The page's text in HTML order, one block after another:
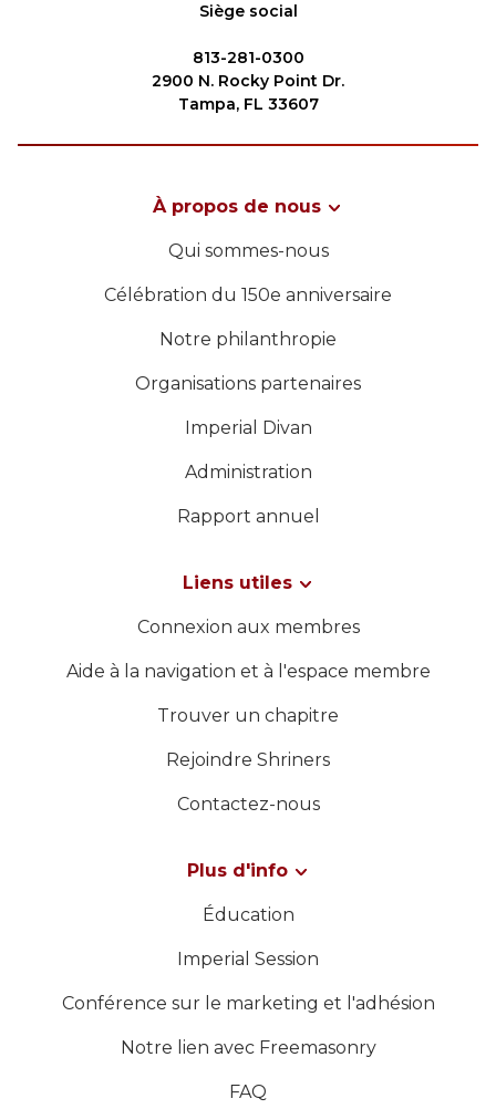
Siège social
813-281-0300
2900 N. Rocky Point Dr.
Tampa, FL 33607
À propos de nous
Qui sommes-nous
Célébration du 150e anniversaire
Notre philanthropie
Organisations partenaires
Imperial Divan
Administration
Rapport annuel
Liens utiles
Connexion aux membres
Aide à la navigation et à l'espace membre
Trouver un chapitre
Rejoindre Shriners
Contactez-nous
Plus d'info
Éducation
Imperial Session
Conférence sur le marketing et l'adhésion
Notre lien avec Freemasonry
FAQ